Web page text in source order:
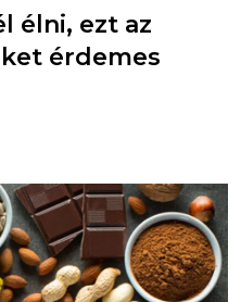
élni, ezt az
érdemes